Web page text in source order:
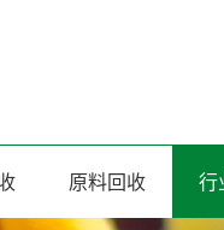
原料回收 行